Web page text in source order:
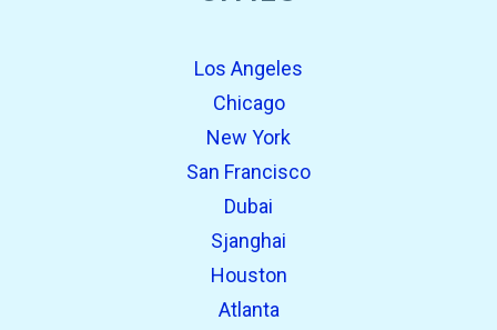
Los Angeles
Chicago
New York
San Francisco
Dubai
Sjanghai
Houston
Atlanta